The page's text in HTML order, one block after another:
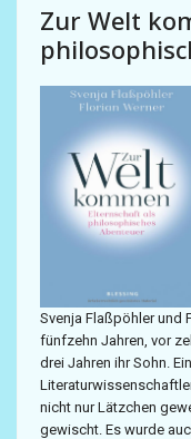
Zur Welt
Svenja Flaßpöhler und
fünfzehn Jahren, vor
drei Jahren ihr Sohn.
nicht nur Lätzchen
gewischt. Es wurde